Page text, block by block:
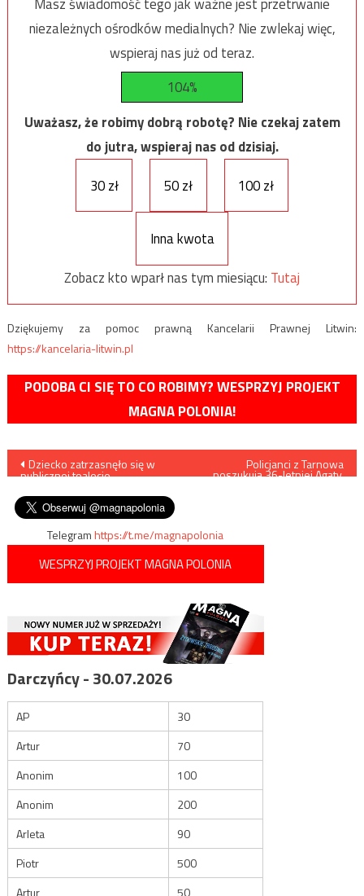
niezależnych ośrodków medialnych? Nie zwlekaj więc,
wspieraj nas już od teraz.
104%
Uważasz, że robimy dobrą robotę? Nie czekaj zatem
do jutra, wspieraj nas od dzisiaj.
30 zł
50 zł 100 zł
Inna kwota
Zobacz kto wparł nas tym miesiącu: Tutaj
Dziękujemy za pomoc prawną Kancelarii Prawnej Litwin:
https://kancelaria-litwin.pl
PODOBA CI SIĘ TO CO ROBIMY? WESPRZYJ PROJEKT
MAGNA POLONIA!
Nawigacja
wpisu
Dziecko zatrzasnęło się w
publicznej toalecie.
Policjanci z Tarnowa
poszukują 36-letniej Agaty.
Telegramhttps://t.me/magnapolonia
WESPRZYJ PROJEKT MAGNA POLONIA
Darczyńcy - 30.07.2026
AP
30
Artur
70
Anonim
100
Anonim
200
Arleta
90
Piotr
500
Artur
50